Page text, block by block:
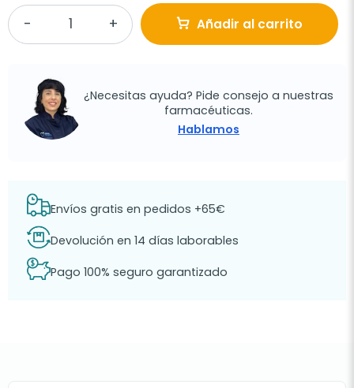
Añadir al carrito
¿Necesitas ayuda? Pide consejo a nuestras
farmacéuticas.
Hablamos
Envíos gratis en pedidos +65€
Devolución en 14 días laborables
Pago 100% seguro garantizado